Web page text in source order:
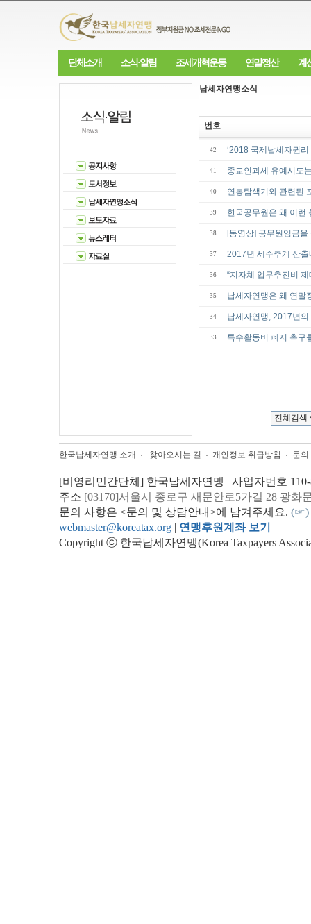
단체소개 소식·알림 조세개혁운동 연말정산 계
납세자연맹소식
번호
42 ‘2018 국제납세자권
41 종교인과세 유예시도
40 연봉탐색기와 관련된
39 한국공무원은 왜 이런
38 [동영상] 공무원임금
37 2017년 세수추계 산
36 “지자체 업무추진비
35 납세자연맹은 왜 연말
34 납세자연맹, 2017년의
33 특수활동비 폐지 촉구
한국납세자연맹 소개 찾아오시는 길 개인정보 취급방침 문
[비영리민간단체] 한국납세자연맹 | 사업자번호
주소 [03170]서울시 종로구 새문안로5가길 28 광화
문의 사항은 <문의 및 상담안내>에 남겨주세요. (☞)
webmaster@koreatax.org | 연맹후원계좌 보기
Copyright ⓒ 한국납세자연맹(Korea Taxpayers